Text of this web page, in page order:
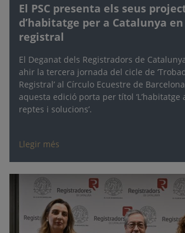
El PSC presenta els seus
d’habitatge per a Catalunya
registral
El Deganat dels Registradors de
ahir la tercera jornada del cicle de
Registral’ al Círculo Ecuestre de
aquesta edició porta per títol ‘L’habitatge
reptes i solucions’.
Llegir més